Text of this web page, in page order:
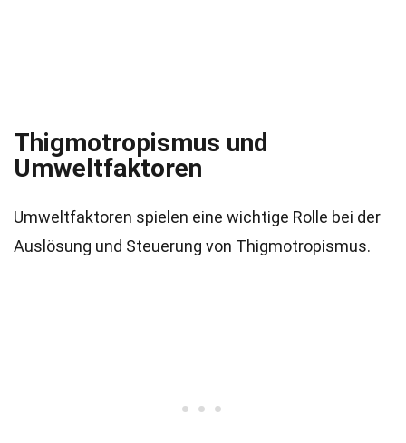
Thigmotropismus und
Umweltfaktoren
Umweltfaktoren spielen eine wichtige Rolle bei der
Auslösung und Steuerung von Thigmotropismus.